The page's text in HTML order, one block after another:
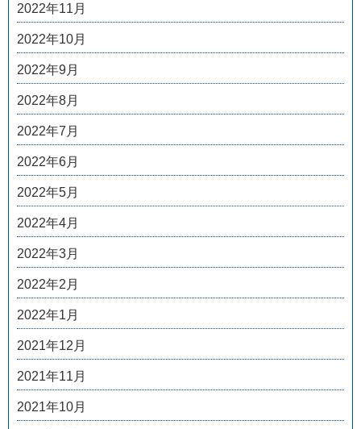
2022年11月
2022年10月
2022年9月
2022年8月
2022年7月
2022年6月
2022年5月
2022年4月
2022年3月
2022年2月
2022年1月
2021年12月
2021年11月
2021年10月